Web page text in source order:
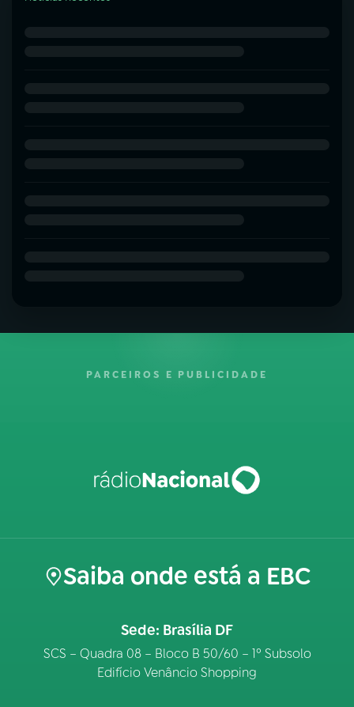
PARCEIROS E PUBLICIDADE
Saiba onde está a EBC
Sede: Brasília DF
SCS – Quadra 08 – Bloco B 50/60 – 1º Subsolo
Edifício Venâncio Shopping